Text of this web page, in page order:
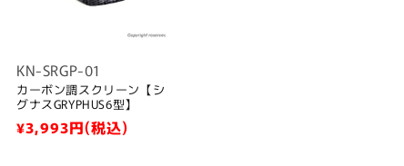
KN-SRGP-01
カーボン調スクリーン【シ
グナスGRYPHUS6型】
通
¥3,993円(税込)